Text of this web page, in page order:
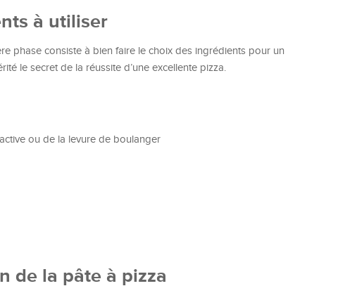
à utiliser
phase consiste à bien faire le choix des ingrédients pour un
le secret de la réussite d’une excellente pizza.
ou de la levure de boulanger
de la pâte à pizza